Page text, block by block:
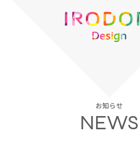
お知らせ
NEWS